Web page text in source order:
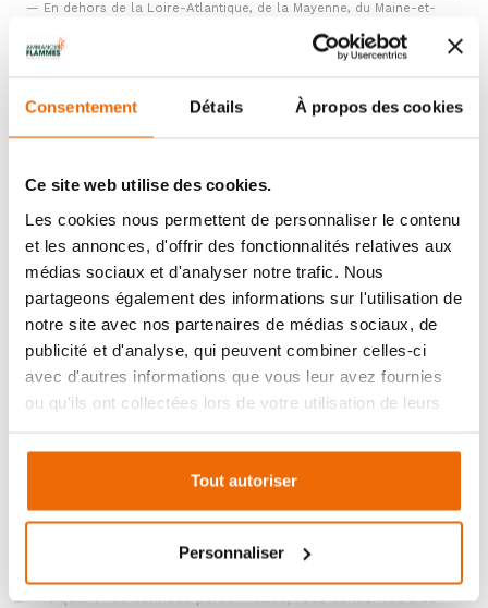
Consentement Détails À propos des cookies
Ce site web utilise des cookies.
Les cookies nous permettent de personnaliser le contenu
et les annonces, d'offrir des fonctionnalités relatives aux
médias sociaux et d'analyser notre trafic. Nous
partageons également des informations sur l'utilisation de
notre site avec nos partenaires de médias sociaux, de
publicité et d'analyse, qui peuvent combiner celles-ci
avec d'autres informations que vous leur avez fournies
ou qu'ils ont collectées lors de votre utilisation de leurs
Tout autoriser
Personnaliser
En dehors de la Loire-Atlantique, de la Mayenne, du Maine-et-
vous rapprocher d'un installateur proche de chez vous.
En indiquant vos données personnelles, vous consentez à ce